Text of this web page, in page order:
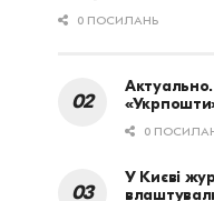
0 ПОСИЛАНЬ
0
У Києві